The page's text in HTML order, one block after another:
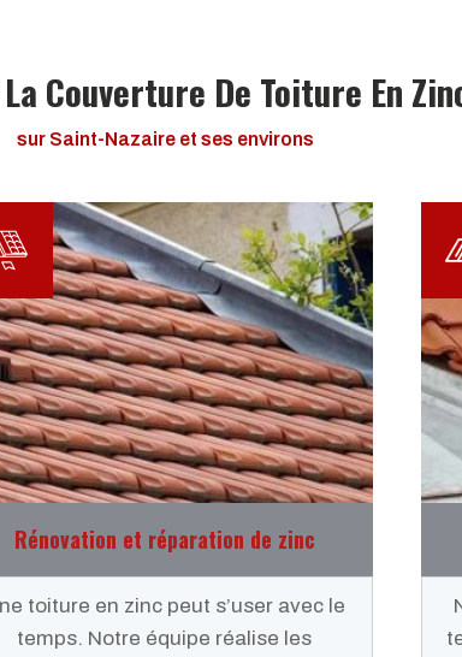
Couverture De Toiture En
sur Saint-Nazaire et ses environs
Rénovation et réparation de zinc
toiture en zinc peut s’user avec le
temps. Notre équipe réalise les